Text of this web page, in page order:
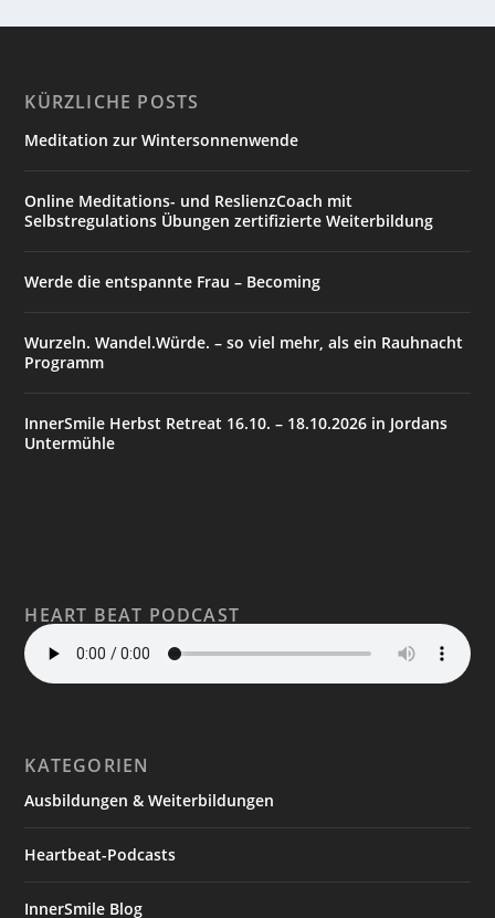
KÜRZLICHE POSTS
Meditation zur Wintersonnenwende
Online Meditations- und ReslienzCoach mit
Selbstregulations Übungen zertifizierte Weiterbildung
Werde die entspannte Frau – Becoming
Wurzeln. Wandel.Würde. – so viel mehr, als ein Rauhnacht
Programm
InnerSmile Herbst Retreat 16.10. – 18.10.2026 in Jordans
Untermühle
HEART BEAT PODCAST
KATEGORIEN
Ausbildungen & Weiterbildungen
Heartbeat-Podcasts
InnerSmile Blog